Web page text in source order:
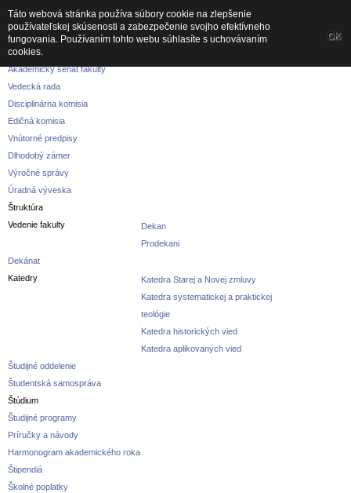
Fakulta
O fakulte
Akademický senát fakulty
Vedecká rada
Disciplinárna komisia
Edičná komisia
Vnútorné predpisy
Dlhodobý zámer
Výročné správy
Úradná výveska
Štruktúra
Vedenie fakulty
Dekan
Prodekani
Dekánat
Katedry
Katedra Starej a Novej zmluvy
Katedra systematickej a praktickej
teológie
Katedra historických vied
Katedra aplikovaných vied
Študijné oddelenie
Študentská samospráva
Štúdium
Študijné programy
Príručky a návody
Harmonogram akademického roka
Štipendiá
Školné poplatky
Táto webová stránka používa súbory cookie na zlepšenie
používateľskej skúsenosti a zabezpečenie svojho efektívneho
fungovania. Používaním tohto webu súhlasíte s uchovávaním
cookies.
OK